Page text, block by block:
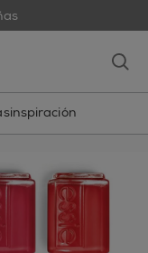
inspiración